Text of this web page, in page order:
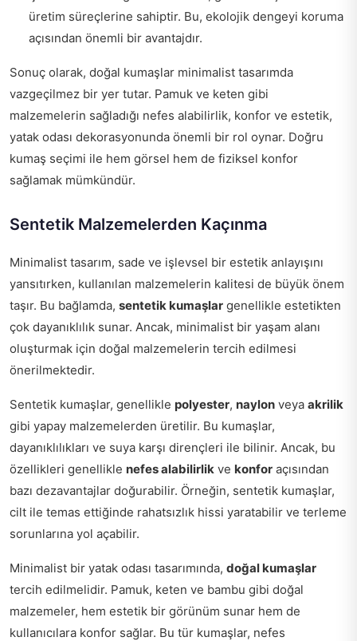
üretim süreçlerine sahiptir. Bu, ekolojik dengeyi koruma
açısından önemli bir avantajdır.
Sonuç olarak, doğal kumaşlar minimalist tasarımda
vazgeçilmez bir yer tutar. Pamuk ve keten gibi
malzemelerin sağladığı nefes alabilirlik, konfor ve estetik,
yatak odası dekorasyonunda önemli bir rol oynar. Doğru
kumaş seçimi ile hem görsel hem de fiziksel konfor
sağlamak mümkündür.
Sentetik Malzemelerden Kaçınma
Minimalist tasarım, sade ve işlevsel bir estetik anlayışını
yansıtırken, kullanılan malzemelerin kalitesi de büyük önem
taşır. Bu bağlamda, sentetik kumaşlar genellikle estetikten
çok dayanıklılık sunar. Ancak, minimalist bir yaşam alanı
oluşturmak için doğal malzemelerin tercih edilmesi
önerilmektedir.
Sentetik kumaşlar, genellikle polyester, naylon veya akrilik
gibi yapay malzemelerden üretilir. Bu kumaşlar,
dayanıklılıkları ve suya karşı dirençleri ile bilinir. Ancak, bu
özellikleri genellikle nefes alabilirlik ve konfor açısından
bazı dezavantajlar doğurabilir. Örneğin, sentetik kumaşlar,
cilt ile temas ettiğinde rahatsızlık hissi yaratabilir ve terleme
sorunlarına yol açabilir.
Minimalist bir yatak odası tasarımında, doğal kumaşlar
tercih edilmelidir. Pamuk, keten ve bambu gibi doğal
malzemeler, hem estetik bir görünüm sunar hem de
kullanıcılara konfor sağlar. Bu tür kumaşlar, nefes